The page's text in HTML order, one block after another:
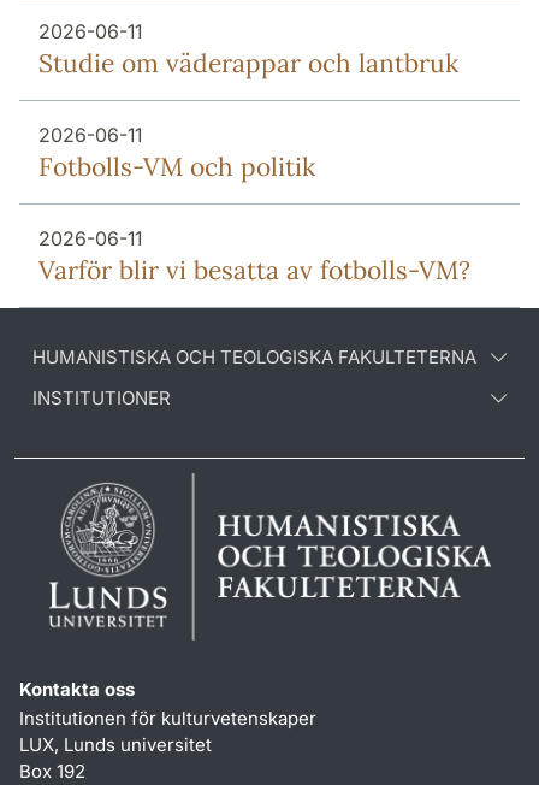
2026-06-11
Studie om väderappar och lantbruk
2026-06-11
Fotbolls-VM och politik
2026-06-11
Varför blir vi besatta av fotbolls-VM?
HUMANISTISKA OCH TEOLOGISKA FAKULTETERNA
INSTITUTIONER
Kontakta oss
Institutionen för kulturvetenskaper
LUX, Lunds universitet
Box 192